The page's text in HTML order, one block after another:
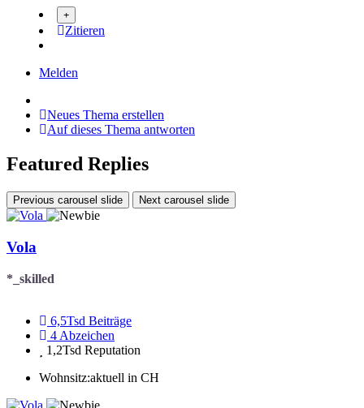
Zitieren
Melden
Neues Thema erstellen
Auf dieses Thema antworten
Featured Replies
Previous carousel slide Next carousel slide
Vola
*_skilled
6,5Tsd Beiträge
4 Abzeichen
1,2Tsd Reputation
Wohnsitz:aktuell in CH